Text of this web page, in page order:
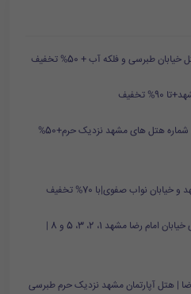
طبرسی و فلکه آب + 50% تخفیف
تخفیف
رزرو هتل مشهد نزدیک حرم | لیست و شماره هتل های مشهد نزدیک حرم+50%
نواب صفوی|با 70% تخفیف
قیمت و شماره تلفن و لیست هتل های خیابان امام رضا مشهد 1، 2، 3، 5 و 8 |
| هتل آپارتمان مشهد نزدیک حرم طبرسی